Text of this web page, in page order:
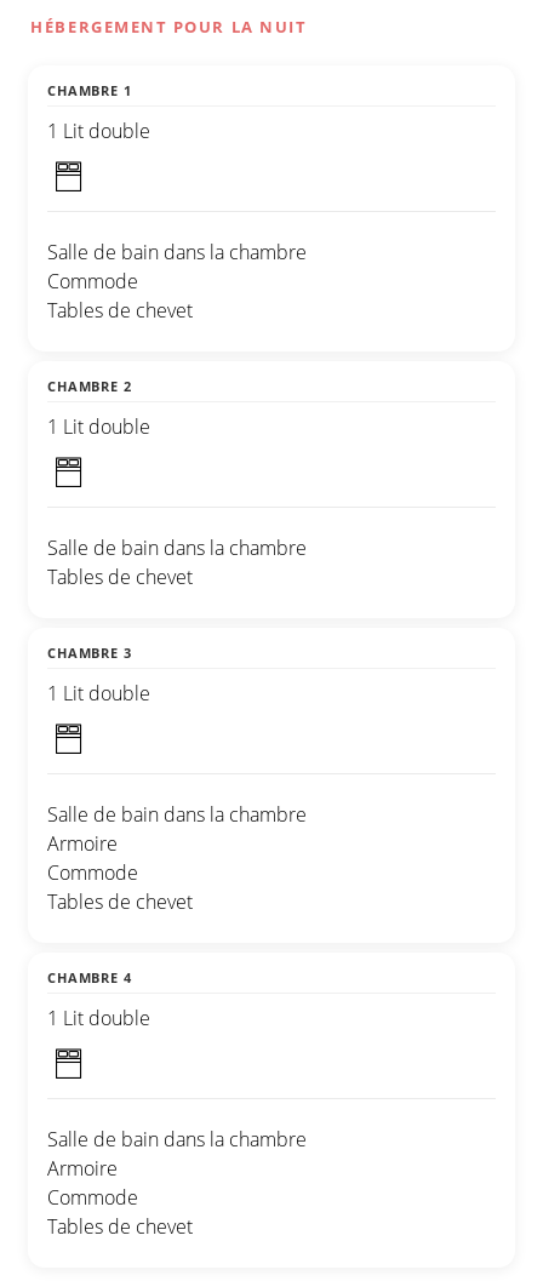
HÉBERGEMENT POUR LA NUIT
CHAMBRE 1
1 Lit double
Salle de bain dans la chambre
Commode
Tables de chevet
CHAMBRE 2
1 Lit double
Salle de bain dans la chambre
Tables de chevet
CHAMBRE 3
1 Lit double
Salle de bain dans la chambre
Armoire
Commode
Tables de chevet
CHAMBRE 4
1 Lit double
Salle de bain dans la chambre
Armoire
Commode
Tables de chevet